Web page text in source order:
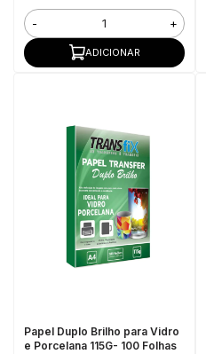
- +
ADICIONAR
Papel Duplo Brilho para Vidro
e Porcelana 115G- 100 Folhas